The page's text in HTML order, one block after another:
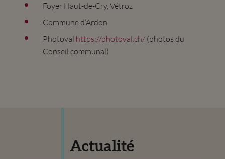
Foyer Haut-de-Cry, Vétroz
Commune d’Ardon
Photoval https://photoval.ch/ (photos du
Conseil communal)
Actualité